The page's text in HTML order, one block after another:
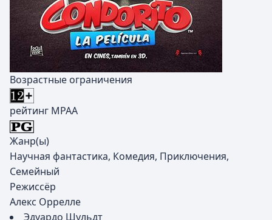
Возрастные ограничения
рейтинг MPAA
Жанр(ы)
Научная фантастика, Комедия, Приключения,
Семейный
Режиссёр
Алекс Оррелле
Эдуардо Шульдт